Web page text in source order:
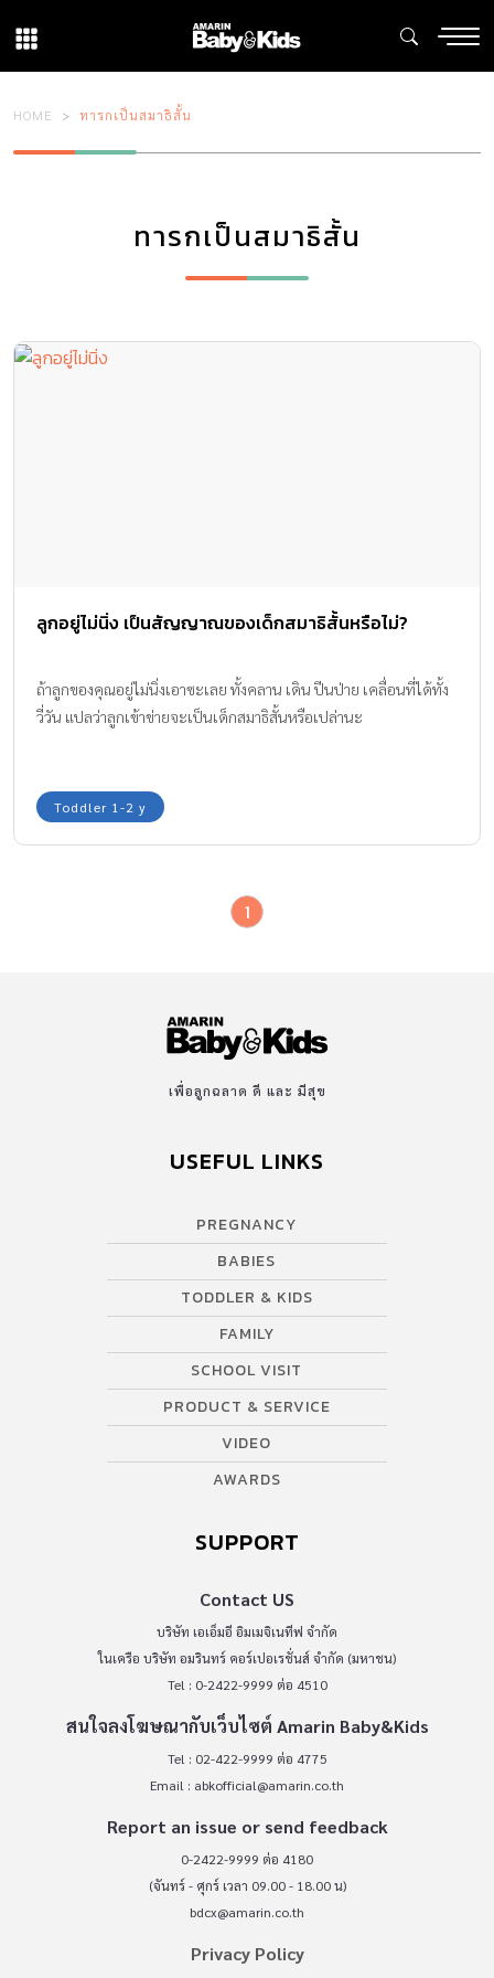
HOME ทารกเป็นสมาธิสั้น
ทารกเป็นสมาธิสั้น
ลูกอยู่ไม่นิ่ง เป็นสัญญาณของเด็กสมาธิสั้นหรือไม่?
ถ้าลูกของคุณอยู่ไม่นิ่งเอาซะเลย ทั้งคลาน เดิน ปีนป่าย เคลื่อนที่ได้ทั้ง
วี่วัน แปลว่าลูกเข้าข่ายจะเป็นเด็กสมาธิสั้นหรือเปล่านะ
Toddler 1-2 y
1
เพื่อลูกฉลาด ดี และ มีสุข
USEFUL LINKS
PREGNANCY
BABIES
TODDLER & KIDS
FAMILY
SCHOOL VISIT
PRODUCT & SERVICE
VIDEO
AWARDS
SUPPORT
Contact US
บริษัท เอเอ็มอี อิมเมจิเนทีฟ จำกัด
ในเครือ บริษัท อมรินทร์ คอร์เปอเรชั่นส์ จำกัด (มหาชน)
Tel : 0-2422-9999 ต่อ 4510
สนใจลงโฆษณากับเว็บไซต์ Amarin Baby&Kids
Tel : 02-422-9999 ต่อ 4775
Email : abkofficial@amarin.co.th
Report an issue or send feedback
0-2422-9999 ต่อ 4180
(จันทร์ - ศุกร์ เวลา 09.00 - 18.00 น)
bdcx@amarin.co.th
Privacy Policy